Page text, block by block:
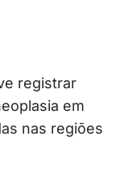
registrar
em
nas regiões